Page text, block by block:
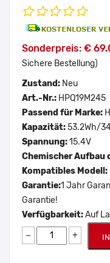
Sonderpreis: €
Sichere Bestellung)
Zustand: Neu
Art.-Nr.: HPQ19M245
Passend für Marke:
Kapazität:53.2Wh/
Spannung:15.4V
Chemischer Aufbau
Kompatibles Modell:
Garantie:1 Jahr
Garantie!
Verfügbarkeit:Auf
− +